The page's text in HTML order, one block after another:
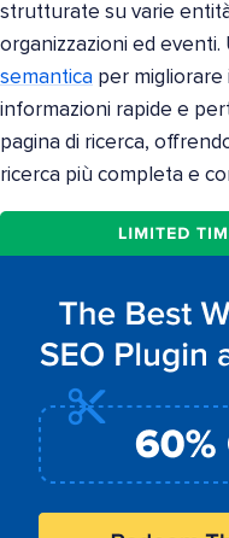
strutturate su varie
organizzazioni ed eventi.
semantica per migliorare
informazioni rapide e
pagina di ricerca,
ricerca più completa e